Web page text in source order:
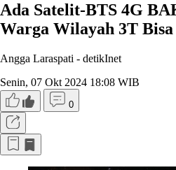
Ada Satelit-BTS 4G
Warga Wilayah 3T
Angga Laraspati - detikInet
Senin, 07 Okt 2024 18:08 WIB
0